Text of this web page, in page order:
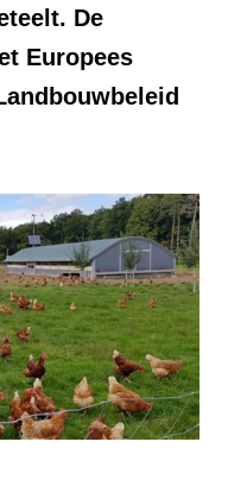
De
Europees